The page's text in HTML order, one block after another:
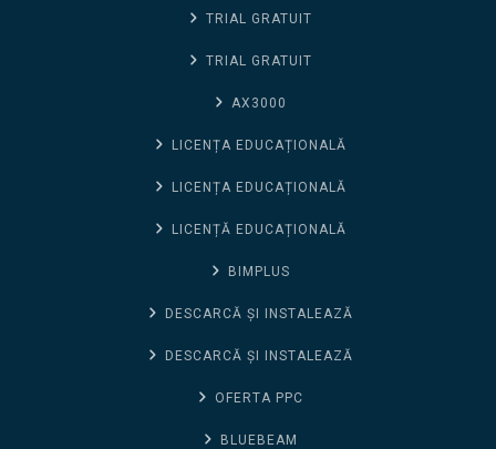
TRIAL GRATUIT
TRIAL GRATUIT
AX3000
LICENȚA EDUCAȚIONALĂ
LICENȚA EDUCAȚIONALĂ
LICENȚĂ EDUCAȚIONALĂ
BIMPLUS
DESCARCĂ ȘI INSTALEAZĂ
DESCARCĂ ȘI INSTALEAZĂ
OFERTA PPC
BLUEBEAM